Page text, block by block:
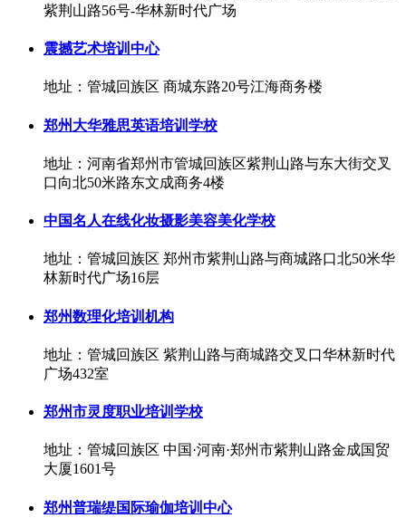
紫荆山路56号-华林新时代广场
震撼艺术培训中心
地址：管城回族区 商城东路20号江海商务楼
郑州大华雅思英语培训学校
地址：河南省郑州市管城回族区紫荆山路与东大街交叉
口向北50米路东文成商务4楼
中国名人在线化妆摄影美容美化学校
地址：管城回族区 郑州市紫荆山路与商城路口北50米华
林新时代广场16层
郑州数理化培训机构
地址：管城回族区 紫荆山路与商城路交叉口华林新时代
广场432室
郑州市灵度职业培训学校
地址：管城回族区 中国·河南·郑州市紫荆山路金成国贸
大厦1601号
郑州普瑞缇国际瑜伽培训中心